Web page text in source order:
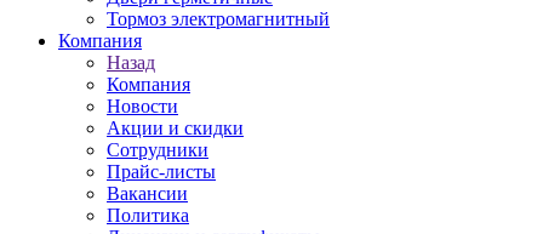
Тормоз электромагнитный
Компания
Назад
Компания
Новости
Акции и скидки
Сотрудники
Прайс-листы
Вакансии
Политика